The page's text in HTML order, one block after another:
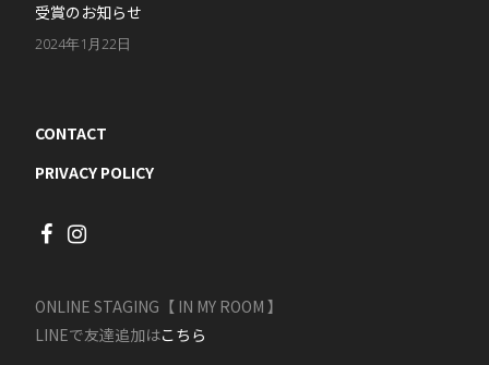
受賞のお知らせ
2024年1月22日
CONTACT
PRIVACY POLICY
ONLINE STAGING【 IN MY ROOM 】
LINEで友達追加はこちら